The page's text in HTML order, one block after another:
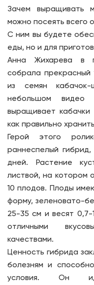
Зачем выращивать
можно посеять всего
С ним вы будете
еды, но и для
Анна Жихарева в
собрала прекрасный
из семян
небольшом видео
выращивает
как правильно
Герой этого
раннеспелый
дней. Растение
листвой, на котором
10 плодов. Плоды
форму, зеленовато-
25-35 см и весят 0,7-
отличными
качествами.
Ценность гибрида
болезням и
условия. Он